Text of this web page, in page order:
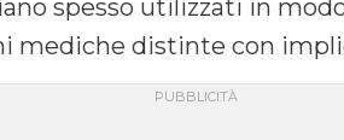
spesso utilizzati in
mediche distinte con